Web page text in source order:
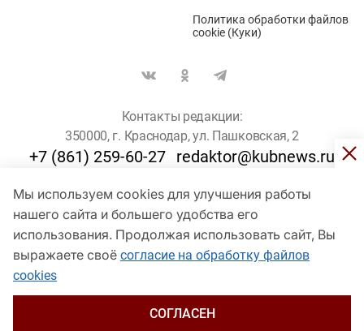
Мы используем cookies для улучшения работы
нашего сайта и большего удобства его
использования. Продолжая использовать сайт, Вы
выражаете своё согласие на обработку файлов
cookies
СОГЛАСЕН
Политика обработки файлов
cookie (Куки)
Контакты редакции:
350000, г. Краснодар, ул. Пашковская, 2
+7 (861) 259-60-27 redaktor@kubnews.ru
Для пользователей старше 16 лет
© Кубанские Новости, 2017
Сетевое издание «kubnews» зарегистрировано Федеральной
службой по надзору в сфере связи, информационных технологий
и массовых коммуникаций (Роскомнадзор). Регистрационный
Пашковская, 2). Главный редактор – Филиппов О. Ю.